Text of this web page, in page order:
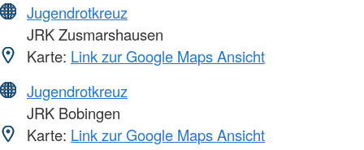
Jugendrotkreuz
JRK Zusmarshausen
Karte: Link zur Google Maps Ansicht
Jugendrotkreuz
JRK Bobingen
Karte: Link zur Google Maps Ansicht